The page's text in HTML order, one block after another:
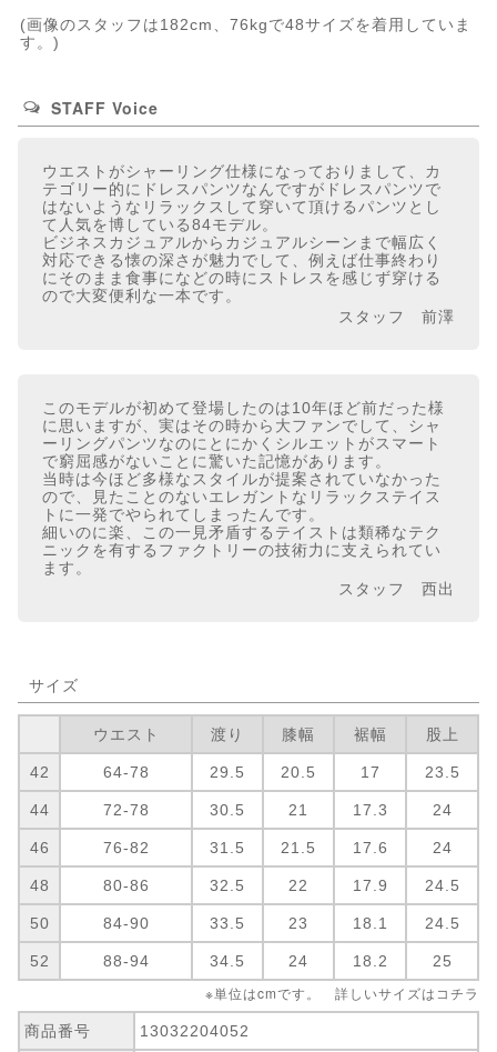
(画像のスタッフは182cm、76kgで48サイズを着用していま
す。)
STAFF Voice
ウエストがシャーリング仕様になっておりまして、カ
テゴリー的にドレスパンツなんですがドレスパンツで
はないようなリラックスして穿いて頂けるパンツとし
て人気を博している84モデル。
ビジネスカジュアルからカジュアルシーンまで幅広く
対応できる懐の深さが魅力でして、例えば仕事終わり
にそのまま食事になどの時にストレスを感じず穿ける
ので大変便利な一本です。
スタッフ 前澤
このモデルが初めて登場したのは10年ほど前だった様
に思いますが、実はその時から大ファンでして、シャ
ーリングパンツなのにとにかくシルエットがスマート
で窮屈感がないことに驚いた記憶があります。
当時は今ほど多様なスタイルが提案されていなかった
ので、見たことのないエレガントなリラックステイス
トに一発でやられてしまったんです。
細いのに楽、この一見矛盾するテイストは類稀なテク
ニックを有するファクトリーの技術力に支えられてい
ます。
スタッフ 西出
サイズ
ウエスト 渡り 膝幅 裾幅 股上
42 64-78 29.5 20.5 17 23.5
44 72-78 30.5 21 17.3 24
46 76-82 31.5 21.5 17.6 24
48 80-86 32.5 22 17.9 24.5
50 84-90 33.5 23 18.1 24.5
52 88-94 34.5 24 18.2 25
※単位はcmです。 詳しいサイズは コチラ
商品番号 13032204052